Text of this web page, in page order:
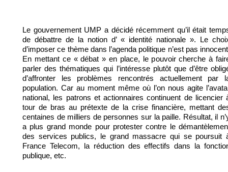
Le gouvernement UMP a décidé récemment qu’il était
de débattre de la notion d’ « identité nationale ». Le
d’imposer ce thème dans l’agenda politique n’est pas
En mettant ce « débat » en place, le pouvoir cherche à
parler des thématiques qui l’intéresse plutôt que d’être
d’affronter les problèmes rencontrés actuellement par
population. Car au moment même où l’on nous agite
national, les patrons et actionnaires continuent de licencier
tour de bras au prétexte de la crise financière, mettant
centaines de milliers de personnes sur la paille. Résultat, il
a plus grand monde pour protester contre le
des services publics, le grand massacre qui se poursuit
France Telecom, la réduction des effectifs dans la
publique, etc.